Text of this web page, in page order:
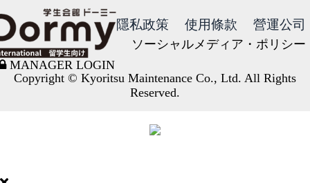
MANAGER LOGIN
隱私政策 使用條款 營運公司
ソーシャルメディア・ポリシー
Copyright © Kyoritsu Maintenance Co., Ltd. All Rights
Reserved.